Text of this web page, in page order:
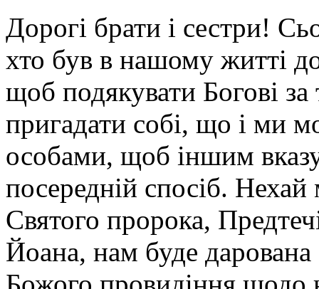
Дорогі брати і сестри!
хто був в нашому житті
щоб подякувати Богові за
пригадати собі, що і ми
особами, щоб іншим
посередній спосіб.
Святого пророка,
Йоана, нам буде дарована